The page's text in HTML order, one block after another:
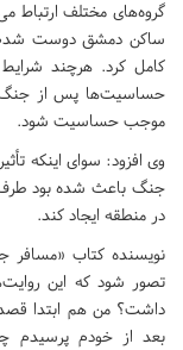
گروه‌های مختلف ارتباط
ساکن دمشق دوست شدم،
کامل کرد. هرچند
حساسیت‌ها پس از
موجب حساسیت شود‌.
وی افزود: سوای اینکه
جنگ باعث شده بود طرف
در منطقه ایجاد کند.
نویسنده کتاب «مسافر
تصور شود که این
داشت؟ من هم ابتدا قصد
بعد از خودم پرسیدم